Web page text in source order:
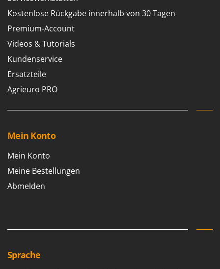
T
Tecla
TecnoGen
Tellarini Pompe
Telwin
Tenco
Tineco
Tre Spade
Trotec
Troy-Bilt
Kostenlose Rückgabe innerhalb von 30 Tagen
Premium-Account
Videos & Tutorials
Kundenservice
Ersatzteile
Agrieuro PRO
Mein Konto
Mein Konto
Meine Bestellungen
Abmelden
Sprache